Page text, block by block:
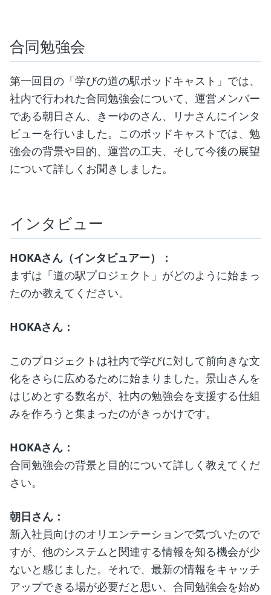
合同勉強会
第一回目の「学びの道の駅ポッドキャスト」では、
社内で行われた合同勉強会について、運営メンバー
である朝日さん、きーゆのさん、リナさんにインタ
ビューを行いました。このポッドキャストでは、勉
強会の背景や目的、運営の工夫、そして今後の展望
について詳しくお聞きしました。
インタビュー
HOKAさん（インタビュアー）：
まずは「道の駅プロジェクト」がどのように始まっ
たのか教えてください。
HOKAさん：
このプロジェクトは社内で学びに対して前向きな文
化をさらに広めるために始まりました。景山さんを
はじめとする数名が、社内の勉強会を支援する仕組
みを作ろうと集まったのがきっかけです。
HOKAさん：
合同勉強会の背景と目的について詳しく教えてくだ
さい。
朝日さん：
新入社員向けのオリエンテーションで気づいたので
すが、他のシステムと関連する情報を知る機会が少
ないと感じました。それで、最新の情報をキャッチ
アップできる場が必要だと思い、合同勉強会を始め